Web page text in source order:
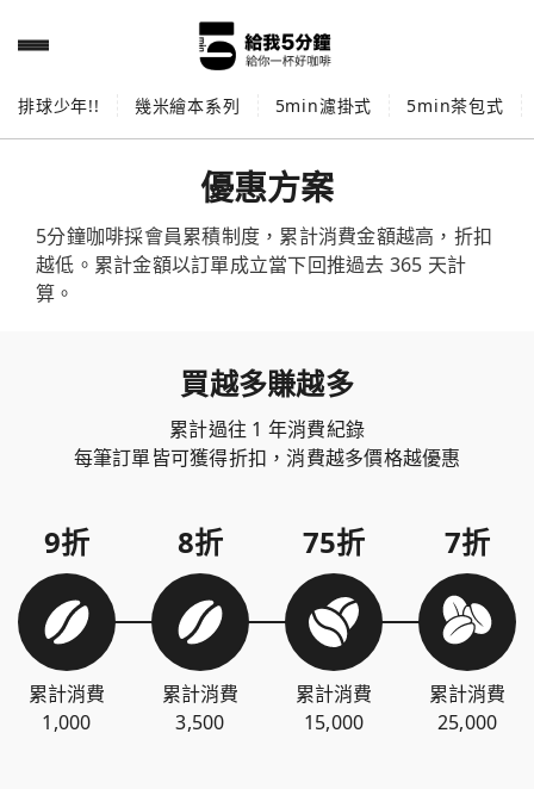
排球少年!! 幾米繪本系列 5min濾掛式 5min茶包式
優惠方案
5分鐘咖啡採會員累積制度，累計消費金額越高，折扣
越低。累計金額以訂單成立當下回推過去 365 天計
算。
買越多賺越多
累計過往 1 年消費紀錄
每筆訂單皆可獲得折扣，消費越多價格越優惠
9折
累計消費
1,000
8折
累計消費
3,500
75折
累計消費
15,000
7折
累計消費
25,000